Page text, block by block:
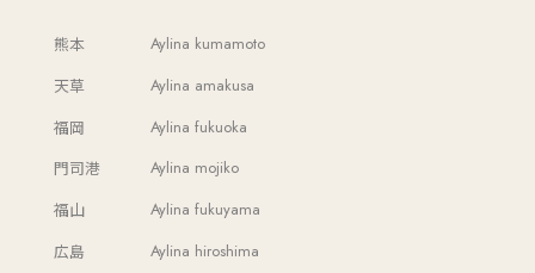
熊本
Aylina kumamoto
天草
Aylina amakusa
福岡
Aylina fukuoka
門司港
Aylina mojiko
福山
Aylina fukuyama
広島
Aylina hiroshima